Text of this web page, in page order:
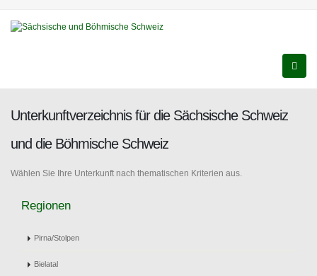
Unterkunftverzeichnis für die Sächsische Schweiz
und die Böhmische Schweiz
Wählen Sie Ihre Unterkunft nach thematischen Kriterien aus.
Regionen
Pirna/Stolpen
Bielatal